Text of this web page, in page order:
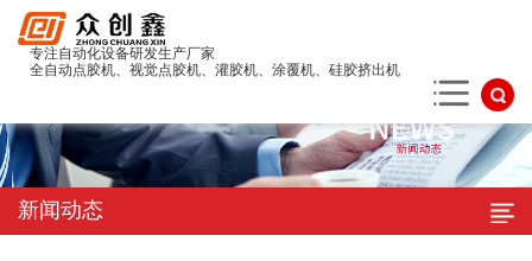
专注自动化设备研发生产厂家
全自动点胶机、视觉点胶机、灌胶机、涂覆机、硅胶挤出机
新闻动态